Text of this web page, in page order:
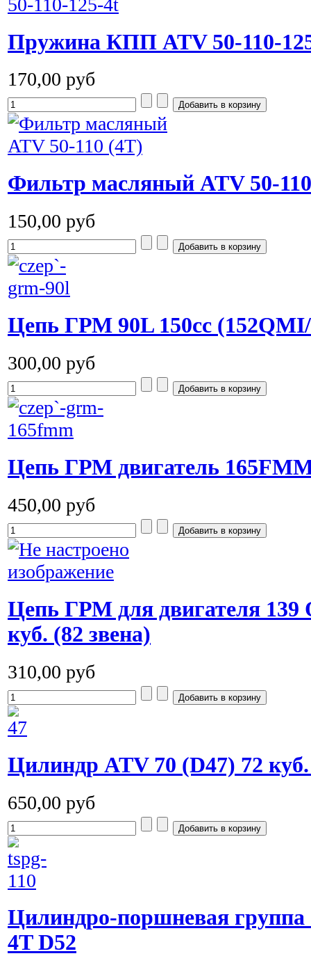
Пружина КПП ATV 50-110-
170,00 руб
Фильтр масляный ATV 50-
150,00 руб
Цепь ГРМ 90L 150сс
300,00 руб
Цепь ГРМ двигатель
450,00 руб
Цепь ГРМ для двигателя 139
куб. (82 звена)
310,00 руб
Цилиндр ATV 70 (D47) 72
650,00 руб
Цилиндро-поршневая группа
4T D52